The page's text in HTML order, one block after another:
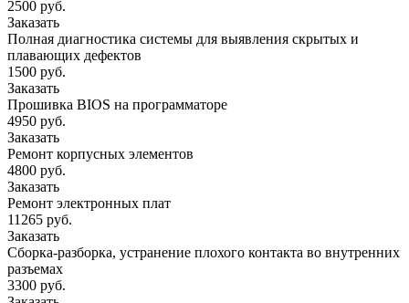
2500 руб.
Заказать
Полная диагностика системы для выявления скрытых и
плавающих дефектов
1500 руб.
Заказать
Прошивка BIOS на программаторе
4950 руб.
Заказать
Ремонт корпусных элементов
4800 руб.
Заказать
Ремонт электронных плат
11265 руб.
Заказать
Сборка-разборка, устранение плохого контакта во внутренних
разъемах
3300 руб.